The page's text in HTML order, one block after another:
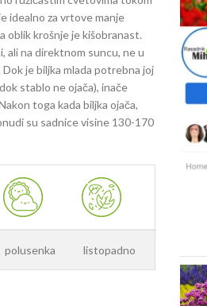
idealno za vrtove manje
oblik krošnje je kišobranast.
ali na direktnom suncu, ne u
je biljka mlada potrebna joj
stablo ne ojača), inače
toga kada biljka ojača,
su sadnice visine 130-170
polusenka listopadno